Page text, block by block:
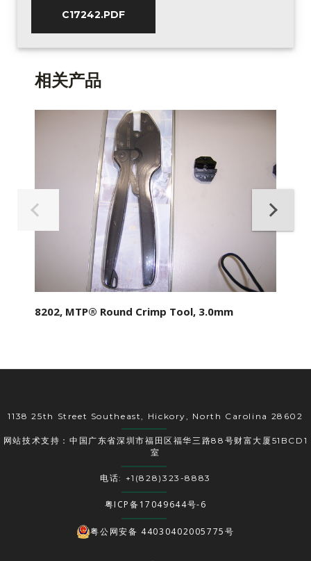
C17242.PDF
相关产品
8202, MTP® Round Crimp Tool, 3.0mm
1138 25th Street Southeast, Hickory, North Carolina 28602
网站技术支持：中国广东省深圳市福田区福华三路88号财富大厦51BCD1
室
电话: +1(828)323-8883
粤ICP备17049644号-6
粤公网安备 44030402005775号